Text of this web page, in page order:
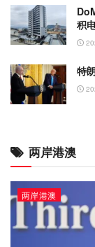
积
特
两岸港澳
两岸港澳